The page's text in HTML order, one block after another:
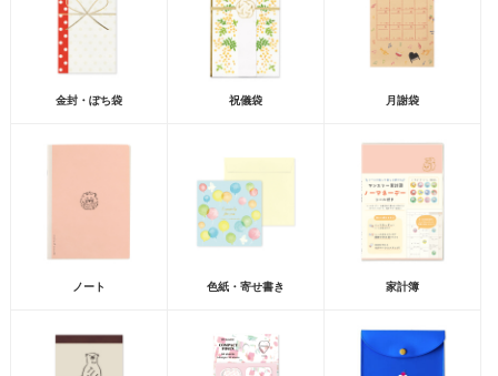
金封・ぽち袋 祝儀袋 月謝袋
ノート 色紙・寄せ書き 家計簿